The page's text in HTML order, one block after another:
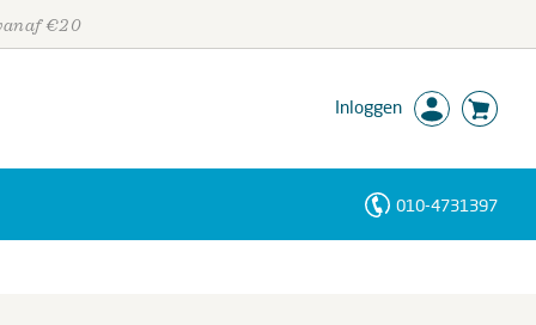
€20
Inloggen
010-4731397
Personen